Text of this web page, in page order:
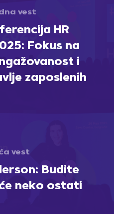
vest
HR
Fokus na
i
zaposlenih
vest
Budite
neko ostati